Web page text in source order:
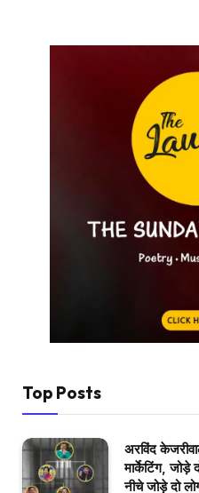
Top Posts
अरविंद
मार्केटिंग, जोड़े
नीचे जोड़े दो